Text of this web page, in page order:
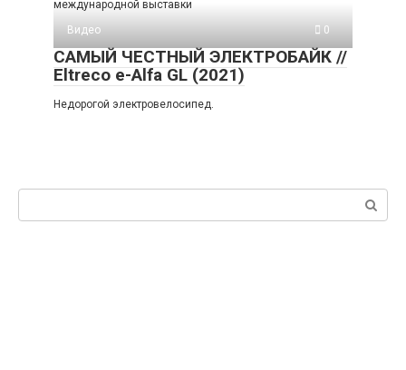
международной выставки
Видео
0
САМЫЙ ЧЕСТНЫЙ ЭЛЕКТРОБАЙК //
Eltreco e-Alfa GL (2021)
Недорогой электровелосипед.